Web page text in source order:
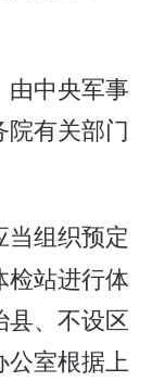
由中央军事
有关部门
组织预定
检站进行体
县、不设区
室根据上